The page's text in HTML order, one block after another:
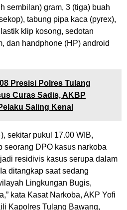
sembilan) gram, 3 (tiga) buah
tabung pipa kaca (pyrex),
klip kosong, sedotan
dan handphone (HP) android
Presisi Polres Tulang
Curas Sadis, AKBP
Saling Kenal
sekitar pukul 17.00 WIB,
seorang DPO kasus narkoba
residivis kasus serupa dalam
ditangkap saat sedang
Lingkungan Bugis,
kata Kasat Narkoba, AKP Yofi
Kapolres Tulang Bawang,